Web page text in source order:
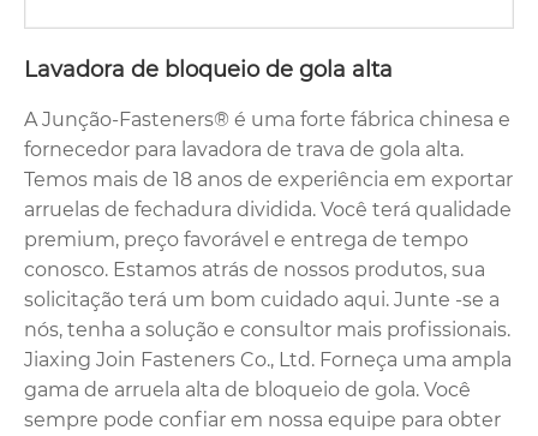
Lavadora de bloqueio de gola alta
A Junção-Fasteners® é uma forte fábrica chinesa e
fornecedor para lavadora de trava de gola alta.
Temos mais de 18 anos de experiência em exportar
arruelas de fechadura dividida. Você terá qualidade
premium, preço favorável e entrega de tempo
conosco. Estamos atrás de nossos produtos, sua
solicitação terá um bom cuidado aqui. Junte -se a
nós, tenha a solução e consultor mais profissionais.
Jiaxing Join Fasteners Co., Ltd. Forneça uma ampla
gama de arruela alta de bloqueio de gola. Você
sempre pode confiar em nossa equipe para obter